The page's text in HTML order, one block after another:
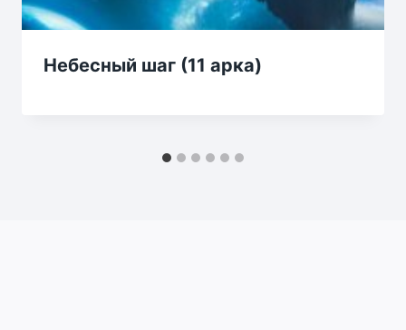
Небесный шаг (11 арка)